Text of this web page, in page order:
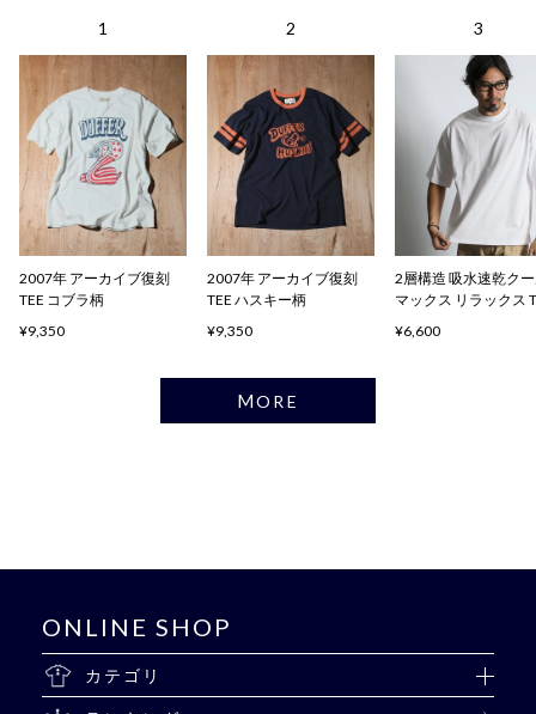
2007年 アーカイブ復刻
TEE コブラ柄
¥9,350
2007年 アーカイブ復刻
TEE ハスキー柄
¥9,350
2層構造 吸水速乾ク
マックス リラックス
¥6,600
MORE
ONLINE SHOP
カテゴリ